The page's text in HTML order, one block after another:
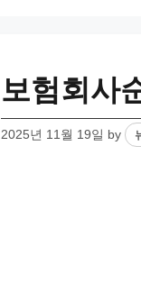
보험회사
2025년 11월 19일 by